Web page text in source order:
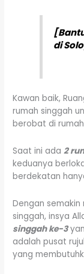
di
Kawan baik,
rumah singgah
berobat di
Saat ini ada2
keduanya
berdekatan
Dengan
singgah, insya
singgah ke-3
adalah pusat
yang